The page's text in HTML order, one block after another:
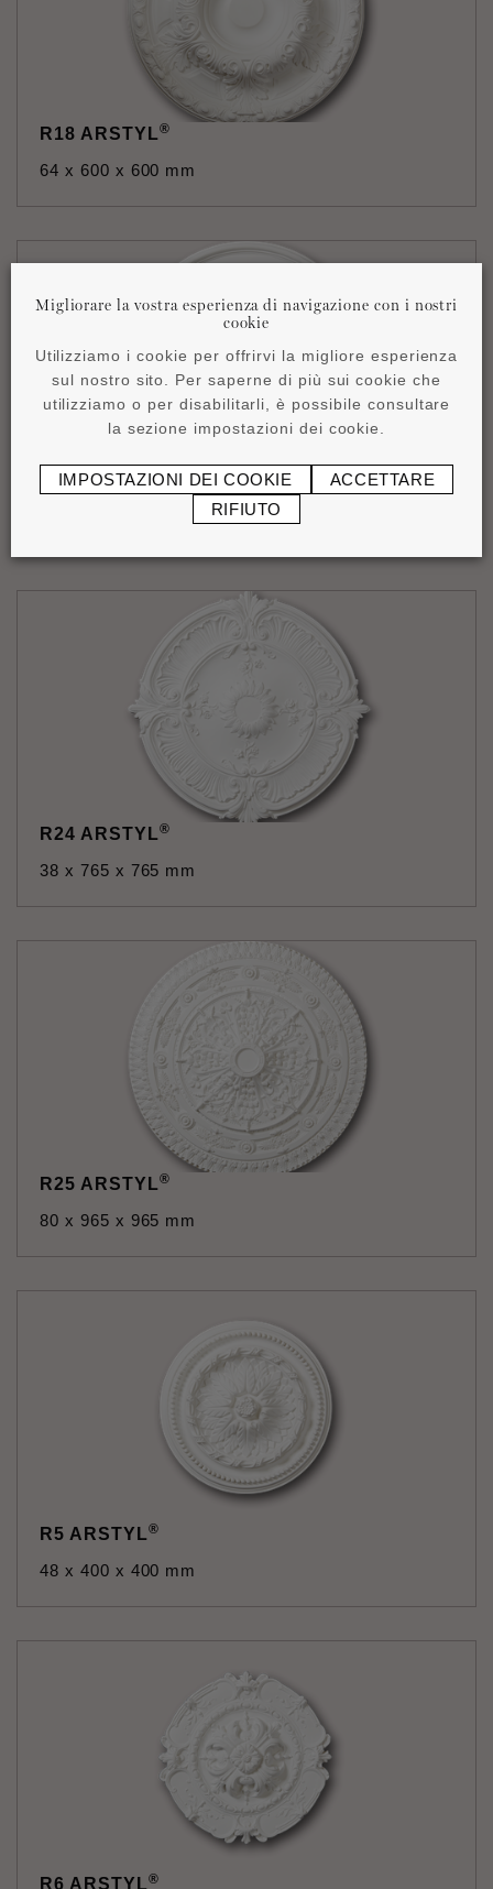
R18 ARSTYL®
64 x 600 x 600 mm
R20 ARSTYL®
49 x 755 x 755 mm
R24 ARSTYL®
38 x 765 x 765 mm
R25 ARSTYL®
80 x 965 x 965 mm
R5 ARSTYL®
48 x 400 x 400 mm
R6 ARSTYL®
Migliorare la vostra esperienza di navigazione con i nostri
cookie
Utilizziamo i cookie per offrirvi la migliore esperienza
sul nostro sito. Per saperne di più sui cookie che
utilizziamo o per disabilitarli, è possibile consultare
la sezione impostazioni dei cookie.
IMPOSTAZIONI DEI COOKIE
ACCETTARE
RIFIUTO